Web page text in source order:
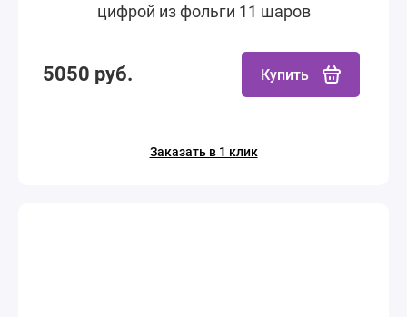
цифрой из фольги 11 шаров
5050 руб. Купить
Заказать в 1 клик